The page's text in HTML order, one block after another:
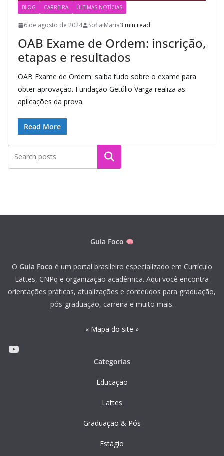
BLOG CARREIRA ÚLTIMAS NOTÍCIAS
6 de agosto de 2024 Sofia Maria3 min read
OAB Exame de Ordem: inscrição,
etapas e resultados
OAB Exame de Ordem: saiba tudo sobre o exame para
obter aprovação. Fundação Getúlio Varga realiza as
aplicações da prova.
Read More
Pesquisar
Guia Foco
O Guia Foco é um portal brasileiro especializado em Currículo
Lattes, CNPq e organização acadêmica. Aqui você encontra
orientações práticas, atualizações e conteúdos para graduação,
pós-graduação, carreira e muito mais.
« Mapa do site »
Youtube
Categorias
Educação
Lattes
Graduação & Pós
Estágio